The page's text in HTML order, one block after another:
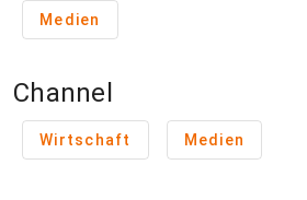
Medien
Channel
Wirtschaft Medien